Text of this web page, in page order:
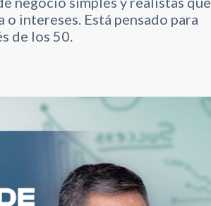
intereses. Está pensado para
de los 50.